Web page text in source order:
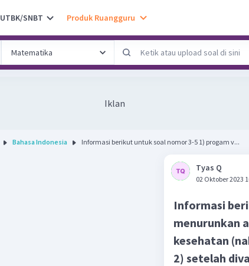
UTBK/SNBT Produk Ruangguru
Iklan
Bahasa Indonesia Informasi berikut untuk soal nomor 3-5 1) progam v...
Tyas Q
02 Oktober 2023
Informasi
menurunkan
kesehatan
2) setelah